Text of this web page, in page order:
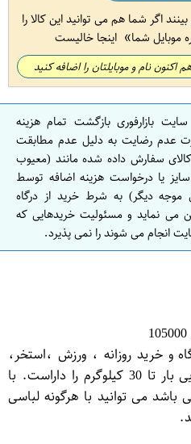
اگر شما هم می توانید این کالا را
موبایل شما اینجا خالیست
اکنون نام و موبایلتان را اضافه کنید
بازارفوری بازگشت تمام هزینه
عدم رضایت به دلیل عدم مطابقت
سفارش داده شده مانند (معیوب
یا درخواست هزینه اضافه توسط
موجه دیگر) به شرط خرید از درگاه
نماید و مسئولیت خریدهایی که
انجام می شوند را نمی پذیرد.
و خرید روزانه ، ورزش ،استخر،
ساحل ... غیره می باشد توانایی بار تا 30 کیلوگرم را داراست. با
باشد می توانید با هرگونه لباسی